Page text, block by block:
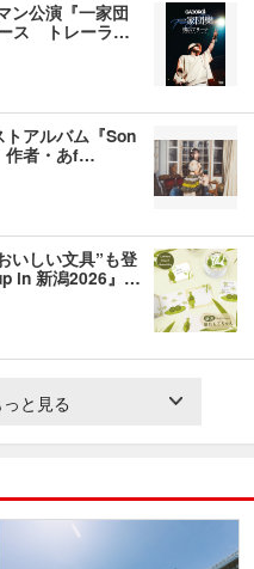
ン公演『一家団
ース トレーラ…
アルバム『Son
作者・あf…
いしい文具”も登
in 新潟2026』…
と見る